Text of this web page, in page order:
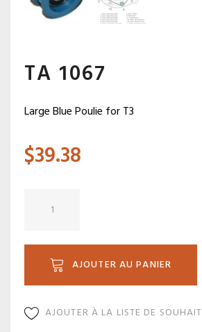
TA 1067
Large Blue Poulie for T3
$39.38
AJOUTER AU PANIER
AJOUTER À LA LISTE DE SOUHAIT